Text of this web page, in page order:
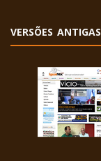
VERSÕES ANTIGAS